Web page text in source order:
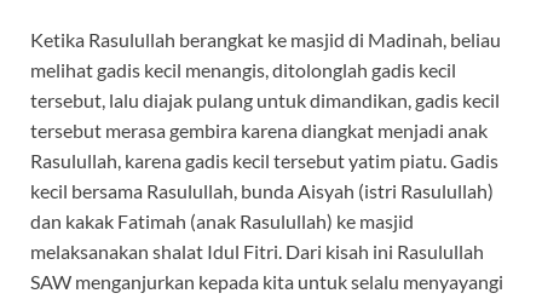
Ketika Rasulullah berangkat ke masjid di Madinah, beliau
melihat gadis kecil menangis, ditolonglah gadis kecil
tersebut, lalu diajak pulang untuk dimandikan, gadis kecil
tersebut merasa gembira karena diangkat menjadi anak
Rasulullah, karena gadis kecil tersebut yatim piatu. Gadis
kecil bersama Rasulullah, bunda Aisyah (istri Rasulullah)
dan kakak Fatimah (anak Rasulullah) ke masjid
melaksanakan shalat Idul Fitri. Dari kisah ini Rasulullah
SAW menganjurkan kepada kita untuk selalu menyayangi